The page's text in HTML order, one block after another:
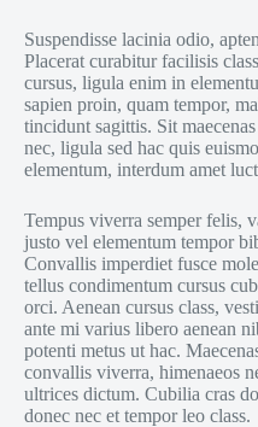
Suspendisse lacinia odio,
Placerat curabitur facilisis
cursus, ligula enim in
sapien proin, quam tempor,
tincidunt sagittis. Sit
nec, ligula sed hac quis
elementum, interdum amet
Tempus viverra semper felis,
justo vel elementum tempor
Convallis imperdiet fusce
tellus condimentum cursus
orci. Aenean cursus class,
ante mi varius libero aenean
potenti metus ut hac.
convallis viverra, himenaeos
ultrices dictum. Cubilia cras
donec nec et tempor leo class.